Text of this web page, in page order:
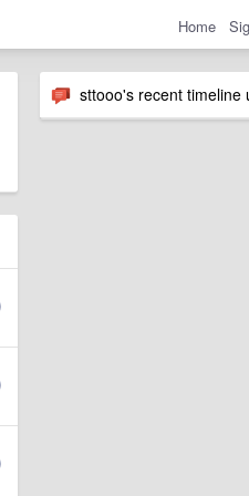
Home
sttooo's recent timeline